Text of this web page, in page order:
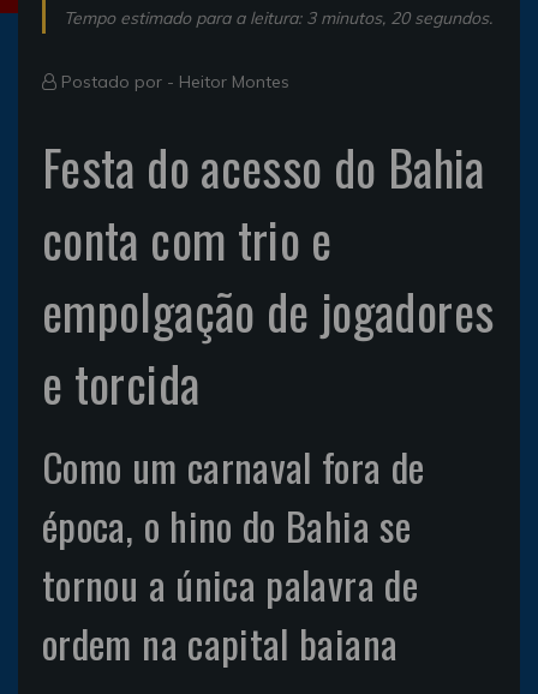
Tempo estimado para a leitura: 3 minutos, 20 segundos.
Postado por - Heitor Montes
Festa do acesso do Bahia
conta com trio e
empolgação de jogadores
e torcida
Como um carnaval fora de
época, o hino do Bahia se
tornou a única palavra de
ordem na capital baiana